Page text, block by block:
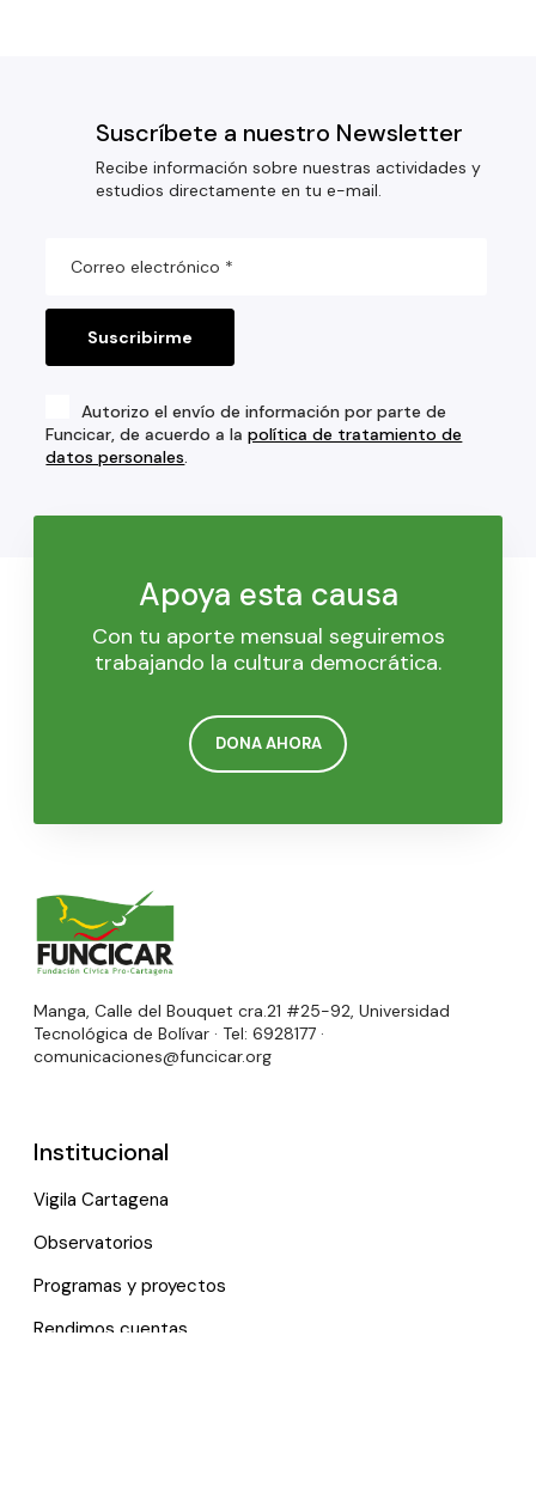
Suscríbete a nuestro Newsletter
Recibe información sobre nuestras actividades y
estudios directamente en tu e-mail.
Autorizo el envío de información por parte de
Funcicar, de acuerdo a lapolítica de tratamiento de
datos personales.
Apoya esta causa
Con tu aporte mensual seguiremos
trabajando la cultura democrática.
DONA AHORA
Manga, Calle del Bouquet cra.21 #25-92, Universidad
Tecnológica de Bolívar · Tel: 6928177 ·
comunicaciones@funcicar.org
Institucional
Vigila Cartagena
Observatorios
Programas y proyectos
Rendimos cuentas